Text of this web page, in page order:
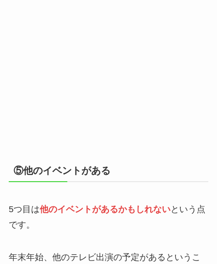
⑤他のイベントがある
5つ目は他のイベントがあるかもしれないという点
です。
年末年始、他のテレビ出演の予定があるというこ